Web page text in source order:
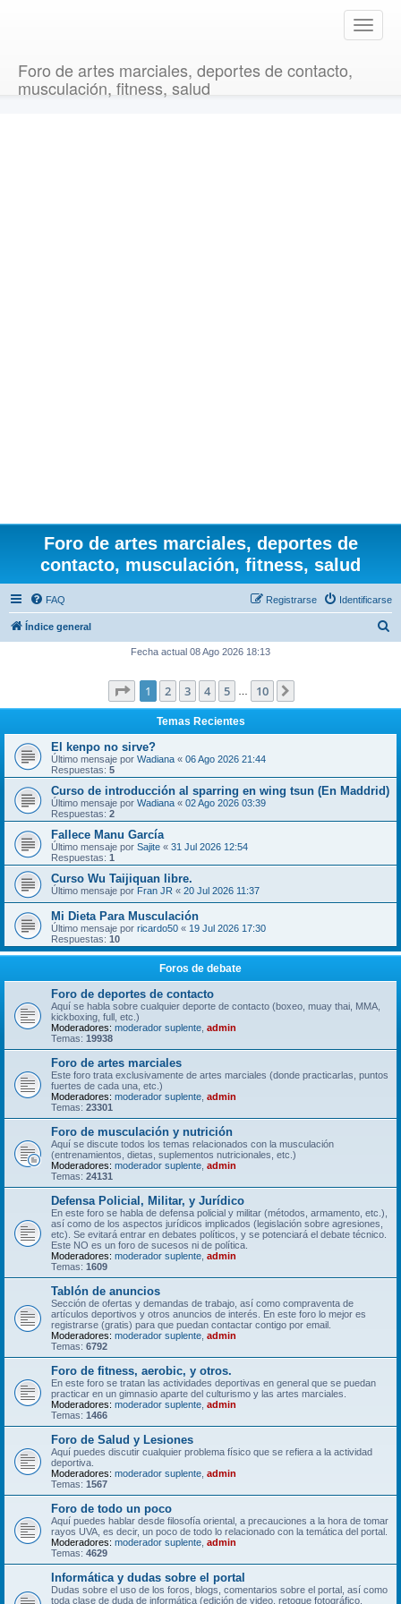
T
o
Foro de artes marciales, deportes de contacto,
musculación, fitness, salud
Foro de artes marciales, deportes de
contacto, musculación, fitness, salud
FAQ Identificarse
Registrarse
Índice general
a
r
Fecha actual 08 Ago 2026 18:13
Página de 10
1 2 3 4 5 10
Temas Recientes
El kenpo no sirve?
Último mensaje por Wadiana « 06 Ago 2026 21:44
Respuestas: 5
Curso de introducción al sparring en wing tsun (En Maddrid)
Último mensaje por Wadiana « 02 Ago 2026 03:39
Respuestas: 2
Fallece Manu García
Último mensaje por Sajite « 31 Jul 2026 12:54
Respuestas: 1
Curso Wu Taijiquan libre.
Último mensaje por Fran JR « 20 Jul 2026 11:37
Mi Dieta Para Musculación
Último mensaje por ricardo50 « 19 Jul 2026 17:30
Respuestas: 10
Foros de debate
Foro de deportes de contacto
Aquí se habla sobre cualquier deporte de contacto (boxeo, muay thai, MMA,
kickboxing, full, etc.)
Moderadores: moderador suplente admin
Temas: 19938
Foro de artes marciales
Este foro trata exclusivamente de artes marciales (donde practicarlas, puntos
fuertes de cada una, etc.)
Moderadores: moderador suplente admin
Temas: 23301
Foro de musculación y nutrición
Aquí se discute todos los temas relacionados con la musculación
(entrenamientos, dietas, suplementos nutricionales, etc.)
Moderadores: moderador suplente admin
Temas: 24131
Defensa Policial, Militar, y Jurídico
En este foro se habla de defensa policial y militar (métodos, armamento, etc.),
así como de los aspectos jurídicos implicados (legislación sobre agresiones,
etc). Se evitará entrar en debates políticos, y se potenciará el debate técnico.
Este NO es un foro de sucesos ni de política.
Moderadores: moderador suplente admin
Temas: 1609
Tablón de anuncios
Sección de ofertas y demandas de trabajo, así como compraventa de
artículos deportivos y otros anuncios de interés. En este foro lo mejor es
registrarse (gratis) para que puedan contactar contigo por email.
Moderadores: moderador suplente admin
Temas: 6792
Foro de fitness, aerobic, y otros.
En este foro se tratan las actividades deportivas en general que se puedan
practicar en un gimnasio aparte del culturismo y las artes marciales.
Moderadores: moderador suplente admin
Temas: 1466
Foro de Salud y Lesiones
Aquí puedes discutir cualquier problema físico que se refiera a la actividad
deportiva.
Moderadores: moderador suplente admin
Temas: 1567
Foro de todo un poco
Aquí puedes hablar desde filosofía oriental, a precauciones a la hora de tomar
rayos UVA, es decir, un poco de todo lo relacionado con la temática del portal.
Moderadores: moderador suplente admin
Temas: 4629
Informática y dudas sobre el portal
Dudas sobre el uso de los foros, blogs, comentarios sobre el portal, así como
toda clase de duda de informática (edición de video, retoque fotográfico,